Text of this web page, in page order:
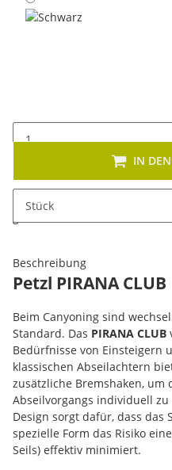
Stück
IN
Dieses Produkt hat
Beschreibung
Petzl PIRANA CLUB
Beim Canyoning sind
Standard. Das PIRANA CLUB
Bedürfnisse von Einsteigern
klassischen Abseilachtern
zusätzliche Bremshaken, um
Abseilvorgangs individuell
Design sorgt dafür, dass das
spezielle Form das Risiko
Seils) effektiv minimiert.